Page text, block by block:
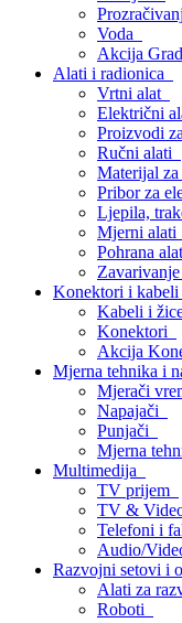
Voda
Akcija
Alati i radionica
Vrtni alat
Električni
Proizvodi
Ručni alati
Materijal
Pribor za
Ljepila,
Mjerni alati
Pohrana
Konektori i kabeli
Kabeli i
Konektori
Akcija
Mjerna tehnika i
Mjerači
Napajači
Punjači
Mjerna
Multimedija
TV prijem
TV &
Telefoni i
Audio/
Razvojni setovi i
Alati za
Roboti